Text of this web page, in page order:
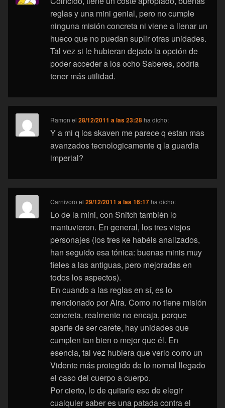
reglas y una mini genial, pero no cumple
ninguna misión concreta ni viene a llenar un
hueco que no puedan suplir otras unidades.
Tal vez si le hubieran dejado la opción de
poder acceder a los ocho Saberes, podría
tener más utilidad.
Ramon el28/12/2011 a las 23:28 ha dicho:
Y a mi q los skaven me parece q estan mas
avanzados tecnologicamente q la guardia
imperial?
Carnivoro el29/12/2011 a las 16:17 ha dicho:
Lo de la mini, con Snitch también lo
mantuvieron. En general, los tres viejos
personajes (los tres ke habéis analizados,
han seguido esa tónica: buenas minis muy
fieles a las antiguas, pero mejoradas en
todos los aspectos).
En cuando a las reglas en sí, es lo
mencionado por Aira. Como no tiene misión
concreta, realmente no encaja, porque
aparte de ser carete, hay unidades que
cumplen tan bien o mejor que él. En
esencia, tal vez hubiera que verlo como un
Vidente más protegido de lo normal llegado
el caso del cuerpo a cuerpo.
Por cierto, lo de quitarle eso de elegir
cualquier saber es una patada contra el